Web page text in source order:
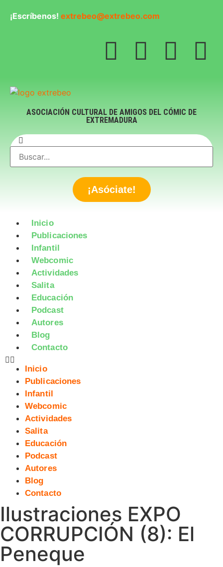
¡Escríbenos! extrebeo@extrebeo.com
ASOCIACIÓN CULTURAL DE AMIGOS DEL CÓMIC DE
EXTREMADURA
¡Asóciate!
Inicio
Publicaciones
Infantil
Webcomic
Actividades
Salita
Educación
Podcast
Autores
Blog
Contacto
Inicio
Publicaciones
Infantil
Webcomic
Actividades
Salita
Educación
Podcast
Autores
Blog
Contacto
Ilustraciones EXPO
CORRUPCIÓN (8): El
Peneque